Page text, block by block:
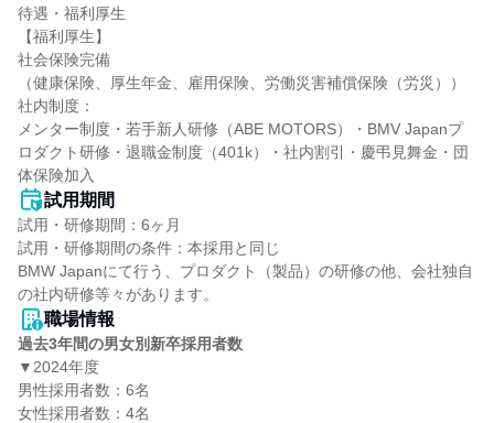
待遇・福利厚生
【福利厚生】
社会保険完備
（健康保険、厚生年金、雇用保険、労働災害補償保険（労災））
社内制度：
メンター制度・若手新人研修（ABE MOTORS）・BMV Japanプ
ロダクト研修・退職金制度（401k）・社内割引・慶弔見舞金・団
体保険加入
試用期間
試用・研修期間：6ヶ月
試用・研修期間の条件：本採用と同じ
BMW Japanにて行う、プロダクト（製品）の研修の他、会社独自
職場情報
過去3年間の男女別新卒採用者数
▼2024年度
男性採用者数：6名
女性採用者数：4名